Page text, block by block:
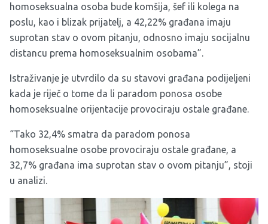
homoseksualna osoba bude komšija, šef ili kolega na
poslu, kao i blizak prijatelj, a 42,22% građana imaju
suprotan stav o ovom pitanju, odnosno imaju socijalnu
distancu prema homoseksualnim osobama”.
Istraživanje je utvrdilo da su stavovi građana podijeljeni
kada je riječ o tome da li paradom ponosa osobe
homoseksualne orijentacije provociraju ostale građane.
“Tako 32,4% smatra da paradom ponosa
homoseksualne osobe provociraju ostale građane, a
32,7% građana ima suprotan stav o ovom pitanju”, stoji
u analizi.